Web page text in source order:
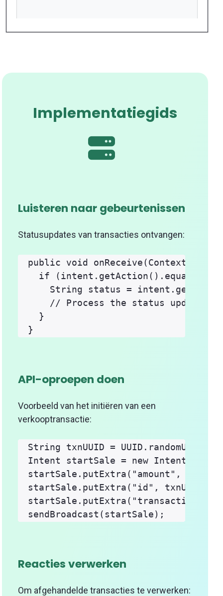
Implementatiegids
Luisteren naar gebeurtenissen
Statusupdates van transacties ontvangen:
public void onReceive(Context
if
String status =
    // Process the status update
  }
API-oproepen doen
Voorbeeld van het initiëren van een
verkooptransactie:
String txnUUID =
Intent startSale = new
startSale.putExtra("amount",
startSale.putExtra("id", txnUUID);
Reacties verwerken
Om afgehandelde transacties te verwerken: